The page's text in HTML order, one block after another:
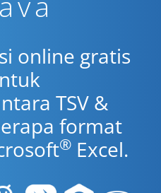
online gratis
TSV &
format
® Excel.